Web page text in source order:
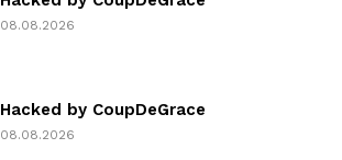
08.08.2026
Hacked by CoupDeGrace
08.08.2026